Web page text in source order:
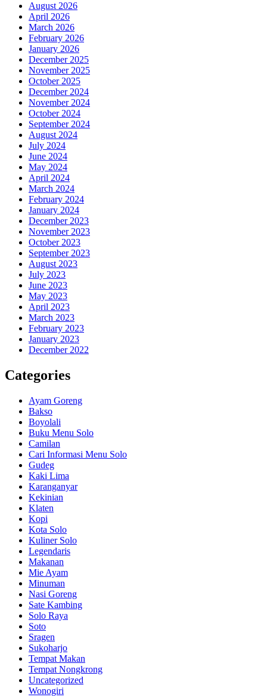
August 2026
April 2026
March 2026
February 2026
January 2026
December 2025
November 2025
October 2025
December 2024
November 2024
October 2024
September 2024
August 2024
July 2024
June 2024
May 2024
April 2024
March 2024
February 2024
January 2024
December 2023
November 2023
October 2023
September 2023
August 2023
July 2023
June 2023
May 2023
April 2023
March 2023
February 2023
January 2023
December 2022
Categories
Ayam Goreng
Bakso
Boyolali
Buku Menu Solo
Camilan
Cari Informasi Menu Solo
Gudeg
Kaki Lima
Karanganyar
Kekinian
Klaten
Kopi
Kota Solo
Kuliner Solo
Legendaris
Makanan
Mie Ayam
Minuman
Nasi Goreng
Sate Kambing
Solo Raya
Soto
Sragen
Sukoharjo
Tempat Makan
Tempat Nongkrong
Uncategorized
Wonogiri